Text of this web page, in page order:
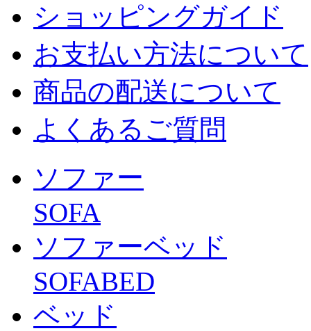
ショッピングガイド
お支払い方法について
商品の配送について
よくあるご質問
ソファー
SOFA
ソファーベッド
SOFABED
ベッド